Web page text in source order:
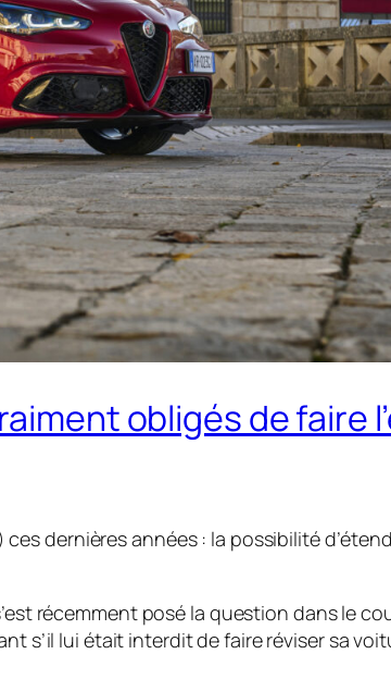
obligés de faire
dernières années : la possibilité
récemment posé la question dans le
s’il lui était interdit de faire réviser sa